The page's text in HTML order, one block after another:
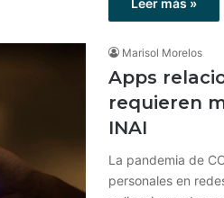
Leer más »
Marisol Morelos
Apps
requieren
INAI
La pandemia de
personales en